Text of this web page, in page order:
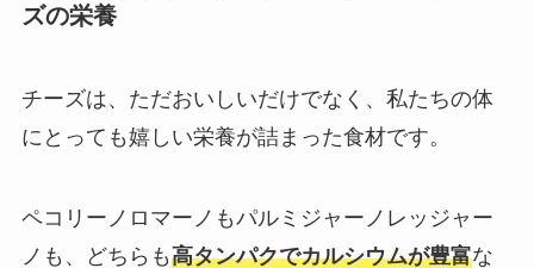
ズの栄養
チーズは、ただおいしいだけでなく、私たちの体
にとっても嬉しい栄養が詰まった食材です。
ペコリーノロマーノもパルミジャーノレッジャー
ノも、どちらも高タンパクでカルシウムが豊富な